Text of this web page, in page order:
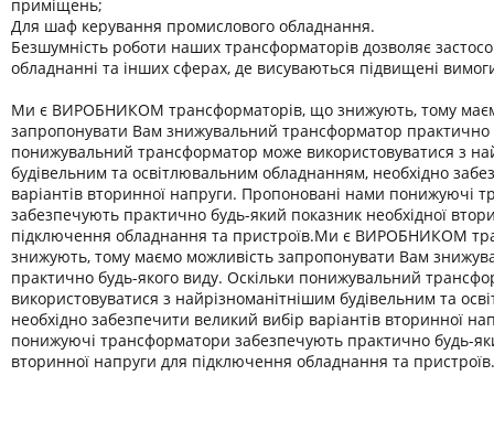
приміщень;
Для шаф керування промислового обладнання.
Безшумність роботи наших трансформаторів дозволяє
обладнанні та інших сферах, де висуваються підвищені
Ми є ВИРОБНИКОМ трансформаторів, що знижують, тому
запропонувати Вам знижувальний трансформатор практично
понижувальний трансформатор може використовуватися з
будівельним та освітлювальним обладнанням, необхідно
варіантів вторинної напруги. Пропоновані нами понижуючі
забезпечують практично будь-який показник необхідної
підключення обладнання та пристроїв.Ми є ВИРОБНИКОМ
знижують, тому маємо можливість запропонувати Вам
практично будь-якого виду. Оскільки понижувальний
використовуватися з найрізноманітнішим будівельним та
необхідно забезпечити великий вибір варіантів вторинної
понижуючі трансформатори забезпечують практично будь-
вторинної напруги для підключення обладнання та пристроїв.